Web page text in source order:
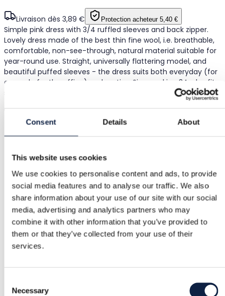
Consent Details About
This website uses cookies
We use cookies to personalise content and ads, to provide
social media features and to analyse our traffic. We also
share information about your use of our site with our social
media, advertising and analytics partners who may
combine it with other information that you’ve provided to
them or that they’ve collected from your use of their
services.
Selection
Necessary
Simple pink dress with 3/4 ruffled sleeves and back zipper.
Lovely dress made of the best thin fine wool, i.e. breathable,
comfortable, non-see-through, natural material suitable for
year-round use. Straight, universally flattering model, and
beautiful puffed sleeves - the dress suits both everyday (for
example for the office) and parties. Size marking 34, also fits
size S, measurements: shoulder-to-shoulder 38 cm, armpit-
Livraison dès 3,89 € Protection acheteur 5,40 €
Retours gratuits
Remboursement si l'article est défectueux ou non
conforme à la description
Paiement sécurisé